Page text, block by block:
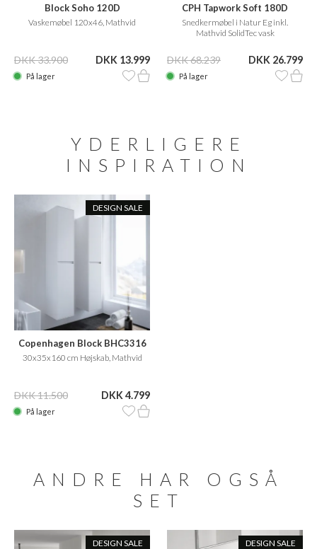
Block Soho 120D
Vaskemøbel 120x46, Mathvid
DKK 33.900 DKK 13.999
På lager
CPH Tapwork Soft 180D
Snedkermøbel i Natur Eg inkl.
Mathvid SolidTec vask
DKK 68.239 DKK 26.799
På lager
YDERLIGERE
INSPIRATION
DESIGN SALE
Copenhagen Block BHC3316
30x35x160 cm Højskab, Mathvid
DKK 11.500 DKK 4.799
På lager
ANDRE HAR OGSÅ
SET
DESIGN SALE DESIGN SALE